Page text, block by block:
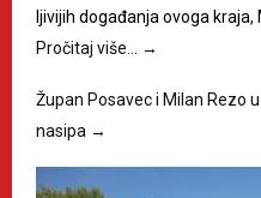
ljivijih događanja ovoga
Pročitaj više…
→
Župan Posavec i Milan Rezo
nasipa →